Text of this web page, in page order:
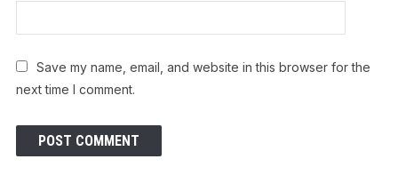
Save my name, email, and website in this browser for the
next time I comment.